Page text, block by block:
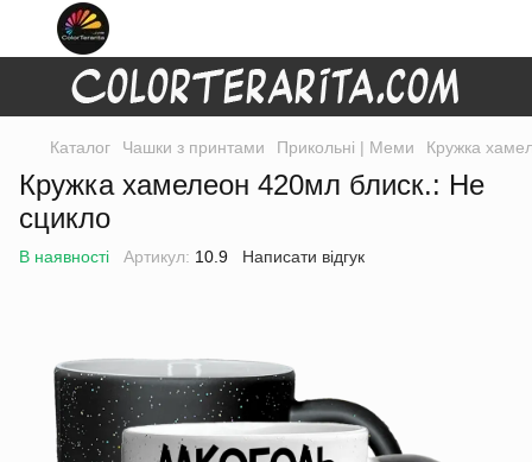
Каталог Чашки з принтами Прикольні | Меми Кружка
Кружка хамелеон 420мл блиск.: Не
сцикло
В наявності Артикул: 10.9 Написати відгук